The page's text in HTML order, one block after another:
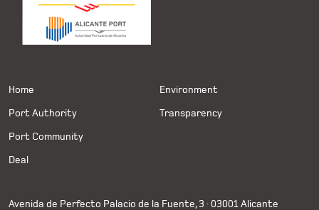
Home
Port Authority
Port Community
Deal
Environment
Transparency
Avenida de Perfecto Palacio de la Fuente, 3 · 03001 Alicante